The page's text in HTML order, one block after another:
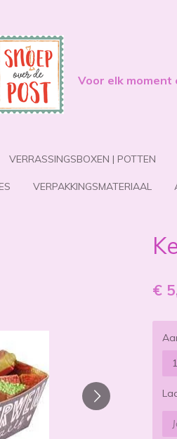
Voor elk moment
VERRASSINGSBOXEN | POTTEN
VERPAKKINGSMATERIAAL
€